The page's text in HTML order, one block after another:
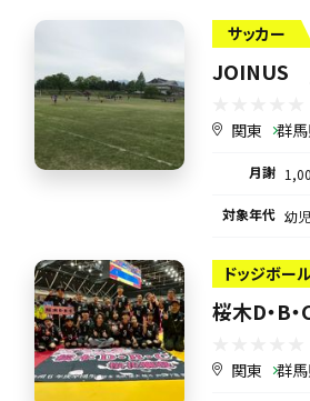
サッカー
JOINUS
関東 群
月謝
対象年代 幼
ドッジボー
桜木D・B・
関東 群